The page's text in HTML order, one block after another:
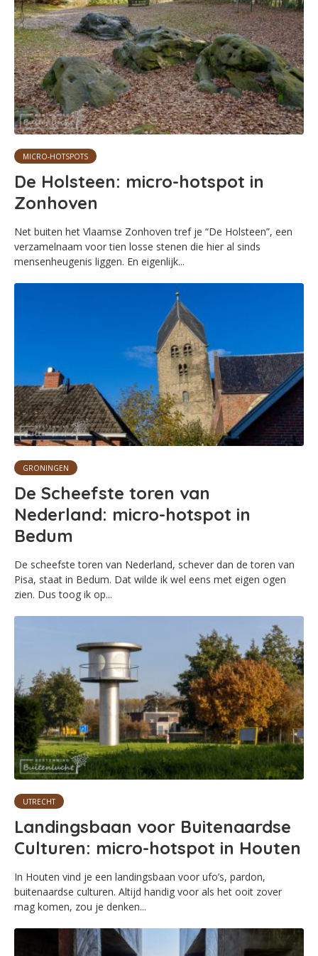
MICRO-HOTSPOTS
De Holsteen: micro-hotspot in
Zonhoven
Net buiten het Vlaamse Zonhoven tref je “De Holsteen”, een
verzamelnaam voor tien losse stenen die hier al sinds
mensenheugenis liggen. En eigenlijk...
GRONINGEN
De Scheefste toren van
Nederland: micro-hotspot in
Bedum
De scheefste toren van Nederland, schever dan de toren van
Pisa, staat in Bedum. Dat wilde ik wel eens met eigen ogen
zien. Dus toog ik op...
UTRECHT
Landingsbaan voor Buitenaardse
Culturen: micro-hotspot in Houten
In Houten vind je een landingsbaan voor ufo’s, pardon,
buitenaardse culturen. Altijd handig voor als het ooit zover
mag komen, zou je denken...